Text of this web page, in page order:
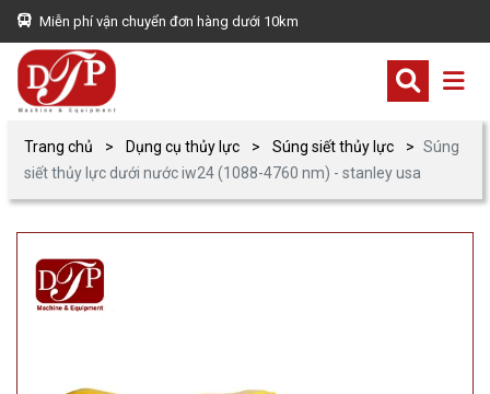
Miễn phí vận chuyển đơn hàng dưới 10km
Trang chủ Dụng cụ thủy lực Súng siết thủy lực
Súng
siết thủy lực dưới nước iw24 (1088-4760 nm) - stanley usa